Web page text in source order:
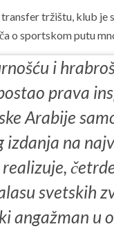
tržištu, klub je
o sportskom putu
i
prava
Arabije
na
svetskih
angažman u